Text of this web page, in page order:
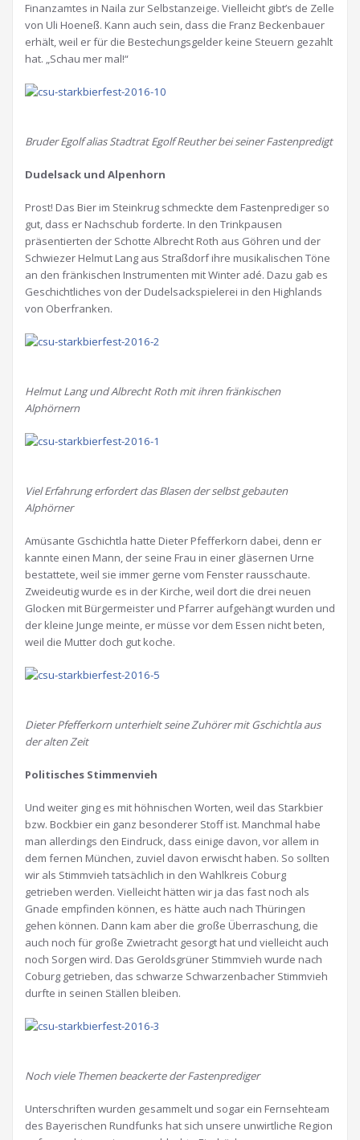
Finanzamtes in Naila zur Selbstanzeige. Vielleicht gibt’s de Zelle
von Uli Hoeneß. Kann auch sein, dass die Franz Beckenbauer
erhält, weil er für die Bestechungsgelder keine Steuern gezahlt
hat. „Schau mer mal!“
Bruder Egolf alias Stadtrat Egolf Reuther bei seiner Fastenpredigt
Dudelsack und Alpenhorn
Prost! Das Bier im Steinkrug schmeckte dem Fastenprediger so
gut, dass er Nachschub forderte. In den Trinkpausen
präsentierten der Schotte Albrecht Roth aus Göhren und der
Schwiezer Helmut Lang aus Straßdorf ihre musikalischen Töne
an den fränkischen Instrumenten mit Winter adé. Dazu gab es
Geschichtliches von der Dudelsackspielerei in den Highlands
von Oberfranken.
Helmut Lang und Albrecht Roth mit ihren fränkischen
Alphörnern
Viel Erfahrung erfordert das Blasen der selbst gebauten
Alphörner
Amüsante Gschichtla hatte Dieter Pfefferkorn dabei, denn er
kannte einen Mann, der seine Frau in einer gläsernen Urne
bestattete, weil sie immer gerne vom Fenster rausschaute.
Zweideutig wurde es in der Kirche, weil dort die drei neuen
Glocken mit Bürgermeister und Pfarrer aufgehängt wurden und
der kleine Junge meinte, er müsse vor dem Essen nicht beten,
weil die Mutter doch gut koche.
Dieter Pfefferkorn unterhielt seine Zuhörer mit Gschichtla aus
der alten Zeit
Politisches Stimmenvieh
Und weiter ging es mit höhnischen Worten, weil das Starkbier
bzw. Bockbier ein ganz besonderer Stoff ist. Manchmal habe
man allerdings den Eindruck, dass einige davon, vor allem in
dem fernen München, zuviel davon erwischt haben. So sollten
wir als Stimmvieh tatsächlich in den Wahlkreis Coburg
getrieben werden. Vielleicht hätten wir ja das fast noch als
Gnade empfinden können, es hätte auch nach Thüringen
gehen können. Dann kam aber die große Überraschung, die
auch noch für große Zwietracht gesorgt hat und vielleicht auch
noch Sorgen wird. Das Geroldsgrüner Stimmvieh wurde nach
Coburg getrieben, das schwarze Schwarzenbacher Stimmvieh
durfte in seinen Ställen bleiben.
Noch viele Themen beackerte der Fastenprediger
Unterschriften wurden gesammelt und sogar ein Fernsehteam
des Bayerischen Rundfunks hat sich unsere unwirtliche Region